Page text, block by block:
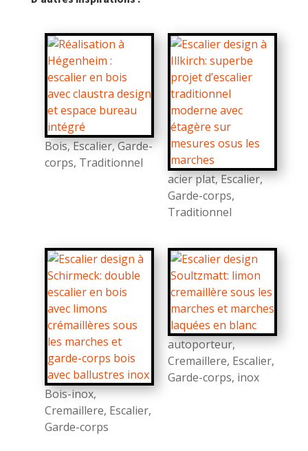
Bois,Escalier,Garde-
corps, Traditionnel
acier plat,Escalier,
Garde-corps,
Traditionnel
Bois-inox,
Cremaillere, Escalier,
Garde-corps
autoporteur,
Cremaillere, Escalier,
Garde-corps, inox